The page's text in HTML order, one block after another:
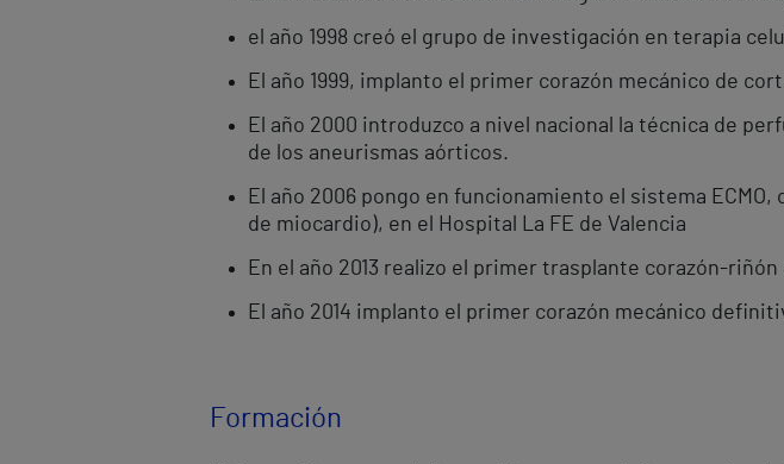
el año 1998 creó el grupo de investigación en terapia
El año 1999, implanto el primer corazón mecánico de
El año 2000 introduzco a nivel nacional la técnica de
de los aneurismas aórticos.
El año 2006 pongo en funcionamiento el sistema
de miocardio), en el Hospital La FE de Valencia
En el año 2013 realizo el primer trasplante corazón-riñón
El año 2014 implanto el primer corazón mecánico
Formación